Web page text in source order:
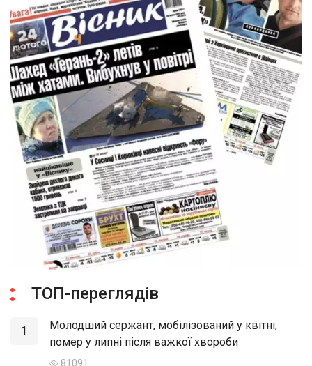
ТОП-переглядів
1
Молодший сержант, мобілізований у квітні,
помер у липні після важкої хвороби
81091